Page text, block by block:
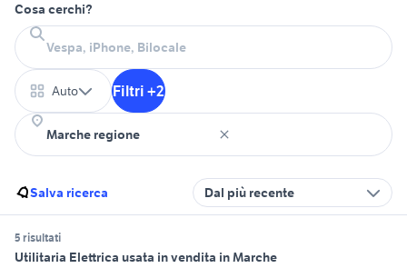
Cosa cerchi?
Auto Filtri +2
Salva ricerca Dal più recente
5 risultati
Utilitaria Elettrica usata in vendita in Marche